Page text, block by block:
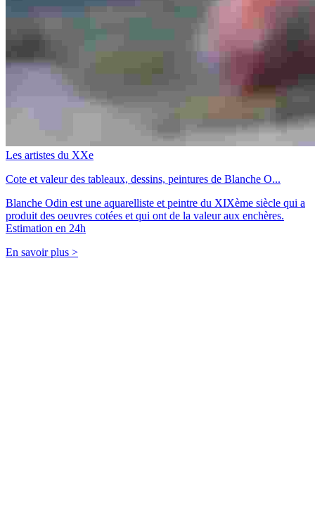
Les artistes du XXe
Cote et valeur des tableaux, dessins, peintures de Blanche O...
Blanche Odin est une aquarelliste et peintre du XIXème siècle qui a
produit des oeuvres cotées et qui ont de la valeur aux enchères.
Estimation en 24h
En savoir plus >